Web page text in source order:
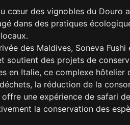
cœur des vignobles du Douro
dans des pratiques
des Maldives, Soneva
soutient des projets de
en Italie, ce complexe
la réduction de la
offre une expérience de safari
la conservation des